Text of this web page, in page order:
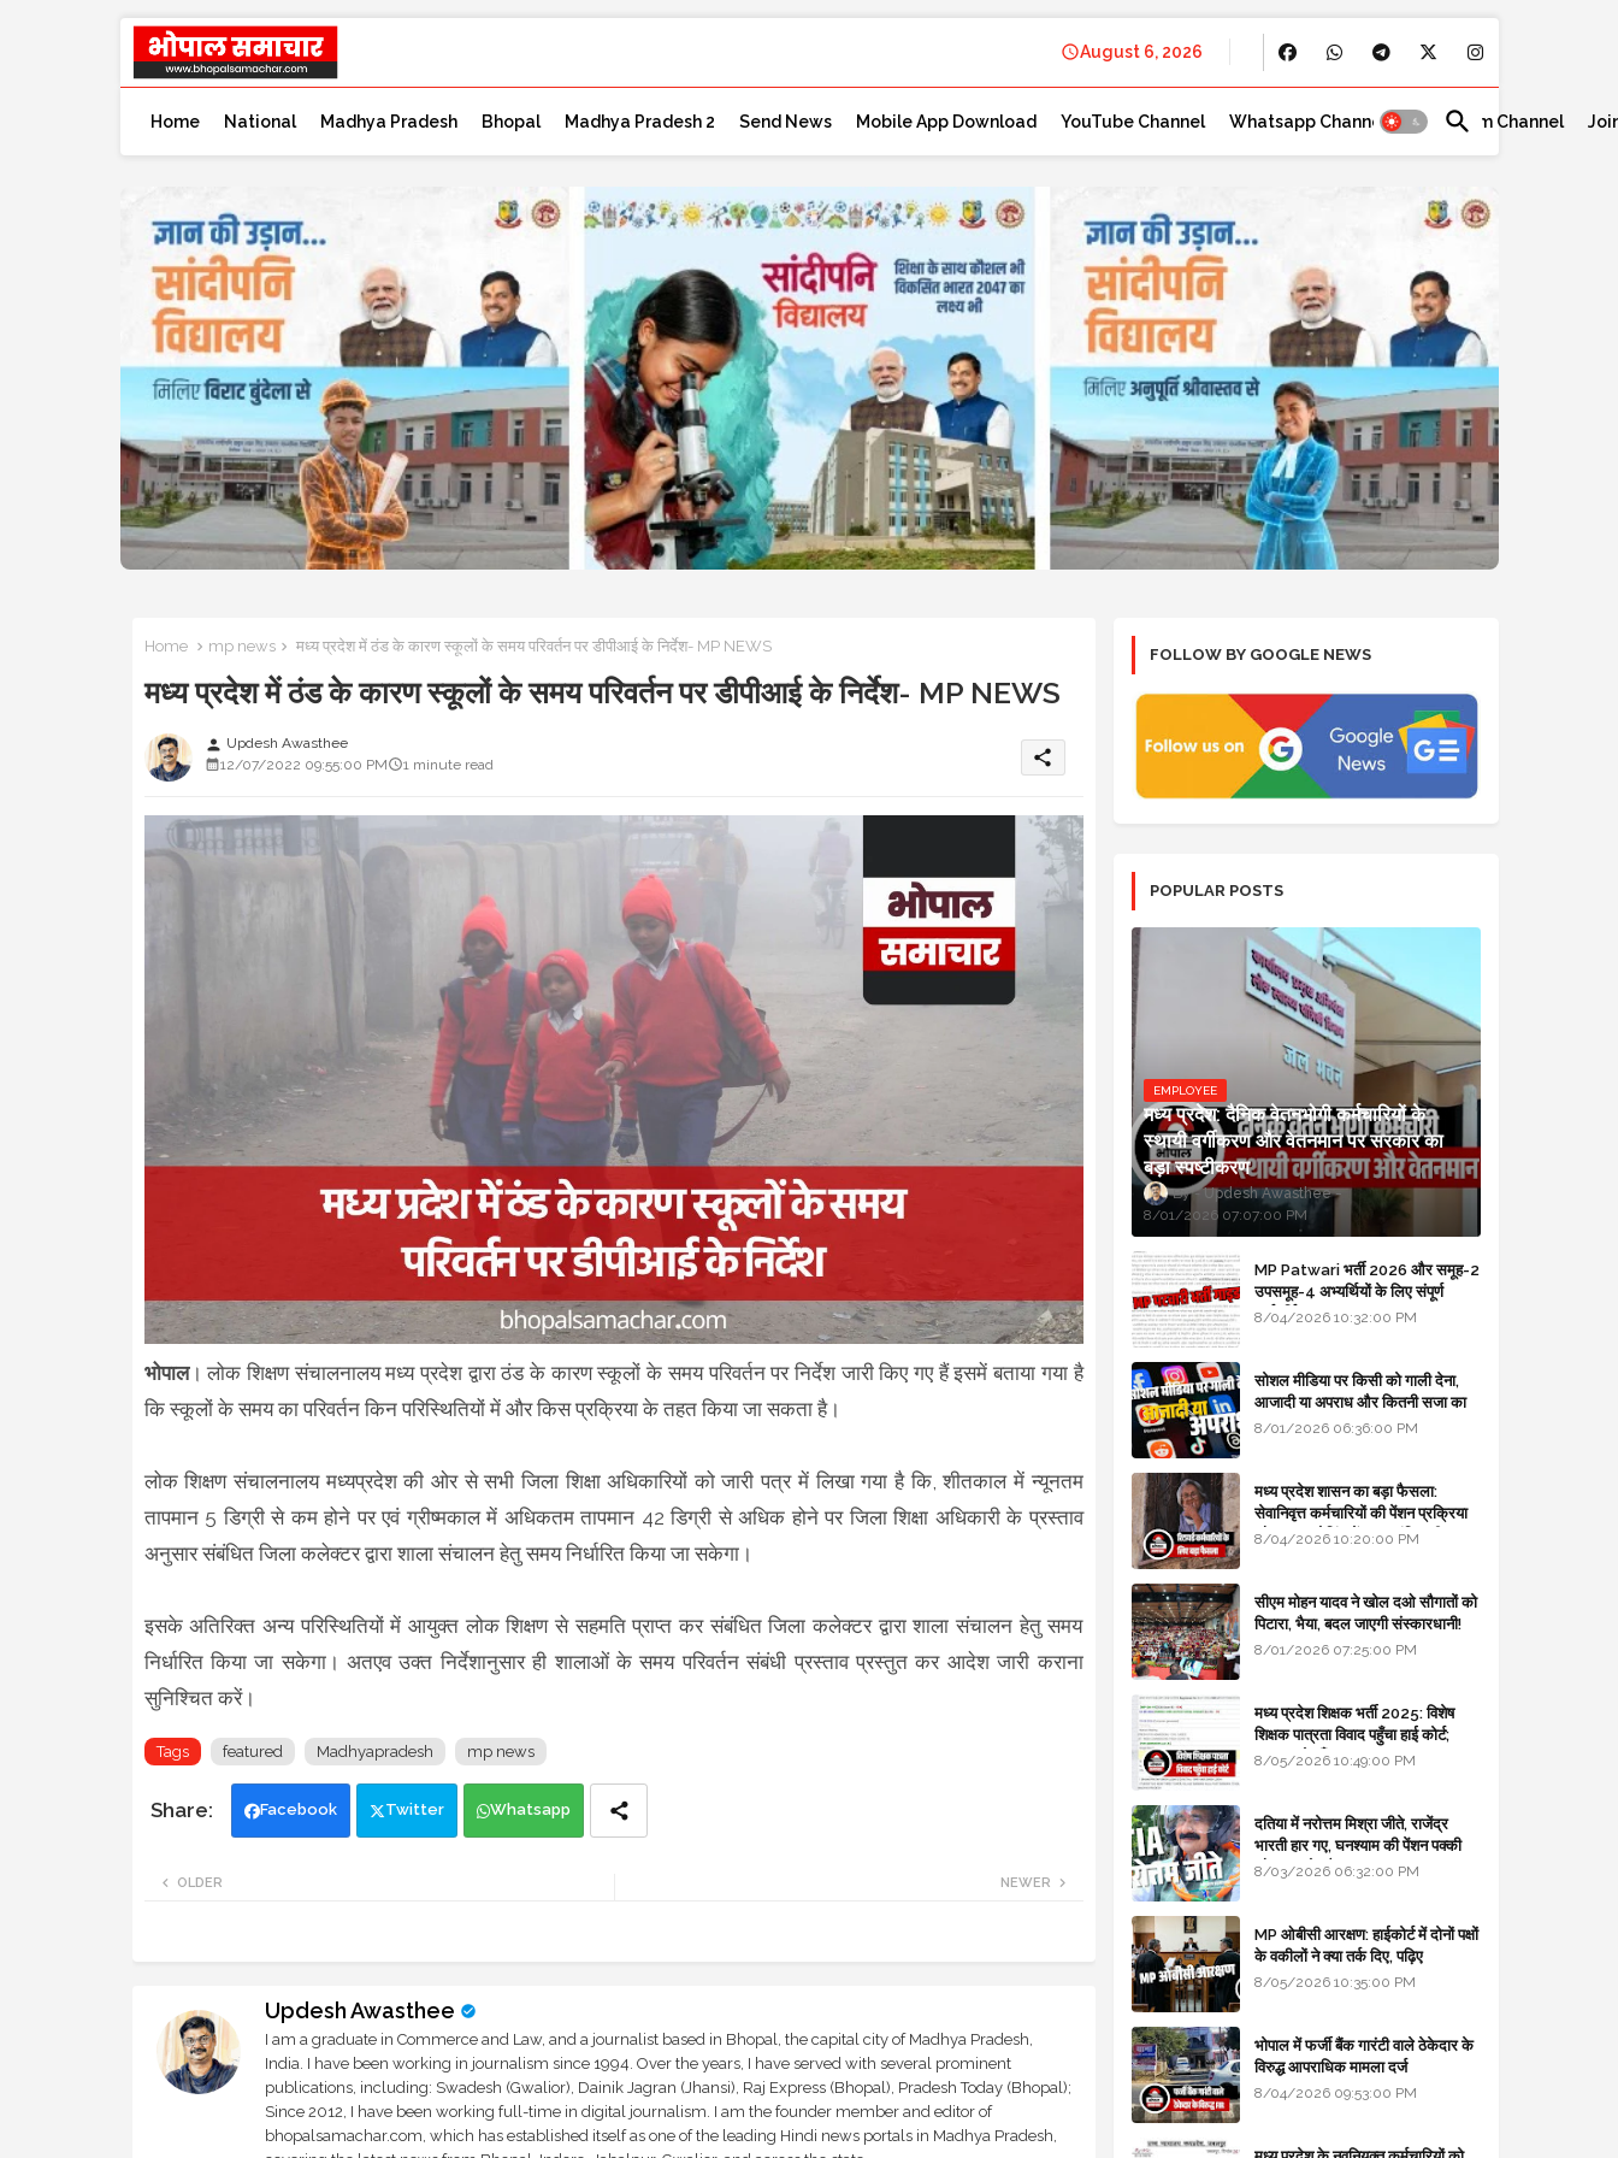
August 6, 2026
Home National Madhya Pradesh Bhopal Madhya Pradesh 2 Send News Mobile App Download YouTube Channel Whatsapp Channel Telegram Channel
Home mp news मध्य प्रदेश में ठंड के कारण स्कूलों के समय परिवर्तन पर डीपीआई के निर्देश- MP NEWS
मध्य प्रदेश में ठंड के कारण स्कूलों के समय परिवर्तन पर डीपीआई के निर्देश- MP NEWS
person Updesh Awasthee
12/07/2022 09:55:00 PM
1 minute read share
भोपाल। लोक शिक्षण संचालनालय मध्य प्रदेश द्वारा ठंड के कारण स्कूलों के समय परिवर्तन पर निर्देश जारी किए गए हैं इसमें बताया गया है
कि स्कूलों के समय का परिवर्तन किन परिस्थितियों में और किस प्रक्रिया के तहत किया जा सकता है।
लोक शिक्षण संचालनालय मध्यप्रदेश की ओर से सभी जिला शिक्षा अधिकारियों को जारी पत्र में लिखा गया है कि, शीतकाल में न्यूनतम
तापमान 5 डिग्री से कम होने पर एवं ग्रीष्मकाल में अधिकतम तापमान 42 डिग्री से अधिक होने पर जिला शिक्षा अधिकारी के प्रस्ताव
अनुसार संबंधित जिला कलेक्टर द्वारा शाला संचालन हेतु समय निर्धारित किया जा सकेगा।
इसके अतिरिक्त अन्य परिस्थितियों में आयुक्त लोक शिक्षण से सहमति प्राप्त कर संबंधित जिला कलेक्टर द्वारा शाला संचालन हेतु समय
निर्धारित किया जा सकेगा। अतएव उक्त निर्देशानुसार ही शालाओं के समय परिवर्तन संबंधी प्रस्ताव प्रस्तुत कर आदेश जारी कराना
सुनिश्चित करें।
Tags featured Madhyapradesh mp news
Facebook Twitter Whatsapp
NEWER
OLDER
Updesh Awasthee
I am a graduate in Commerce and Law, and a journalist based in Bhopal, the capital city of Madhya Pradesh,
India. I have been working in journalism since 1994. Over the years, I have served with several prominent
publications, including: Swadesh (Gwalior), Dainik Jagran (Jhansi), Raj Express (Bhopal), Pradesh Today (Bhopal);
Since 2012, I have been working full-time in digital journalism. I am the founder member and editor of
bhopalsamachar.com, which has established itself as one of the leading Hindi news portals in Madhya Pradesh,
FOLLOW BY GOOGLE NEWS
POPULAR POSTS
EMPLOYEE
मध्य प्रदेश: दैनिक वेतनभोगी कर्मचारियों के
स्थायी वर्गीकरण और वेतनमान पर सरकार का
बड़ा स्पष्टीकरण
Updesh Awasthee
8/01/2026 07:07:00 PM
MP Patwari भर्ती 2026 और समूह-2
उपसमूह-4 अभ्यर्थियों के लिए संपूर्ण
मार्गदर्शिका
8/04/2026 10:32:00 PM
सोशल मीडिया पर किसी को गाली देना,
आजादी या अपराध और कितनी सजा का
प्रावधान - free legal advice
8/01/2026 06:36:00 PM
मध्य प्रदेश शासन का बड़ा फैसला:
सेवानिवृत्त कर्मचारियों की पेंशन प्रक्रिया
और बजट कोडिंग में हुए क्रांतिकारी
8/04/2026 10:20:00 PM
सीएम मोहन यादव ने खोल दओ सौगातों को
पिटारा, भैया, बदल जाएगी संस्कारधानी!
8/01/2026 07:25:00 PM
मध्य प्रदेश शिक्षक भर्ती 2025: विशेष
शिक्षक पात्रता विवाद पहुँचा हाई कोर्ट;
सरकार से माँगा जवाब
8/05/2026 10:49:00 PM
दतिया में नरोत्तम मिश्रा जीते, राजेंद्र
भारती हार गए, घनश्याम की पेंशन पक्की
और आशुतोष बैक टू...
8/03/2026 06:32:00 PM
MP ओबीसी आरक्षण: हाईकोर्ट में दोनों पक्षों
के वकीलों ने क्या तर्क दिए, पढ़िए
8/05/2026 10:35:00 PM
भोपाल में फर्जी बैंक गारंटी वाले ठेकेदार के
विरुद्ध आपराधिक मामला दर्ज
8/04/2026 09:53:00 PM